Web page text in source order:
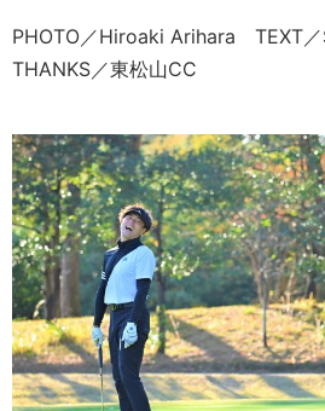
PHOTO／Hiroaki Arihara TEXT
THANKS／東松山CC